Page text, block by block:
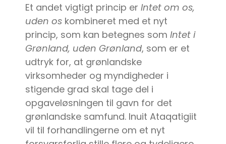
Et andet vigtigt princip er Intet om os,
uden os kombineret med et nyt
princip, som kan betegnes som Intet i
Grønland, uden Grønland, som er et
udtryk for, at grønlandske
virksomheder og myndigheder i
stigende grad skal tage del i
opgaveløsningen til gavn for det
grønlandske samfund. Inuit Ataqatigiit
vil til forhandlingerne om et nyt